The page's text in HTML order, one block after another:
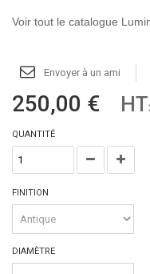
Voir tout le catalogue
Envoyer à un ami
250,00 € HT
QUANTITÉ
FINITION
DIAMÈTRE